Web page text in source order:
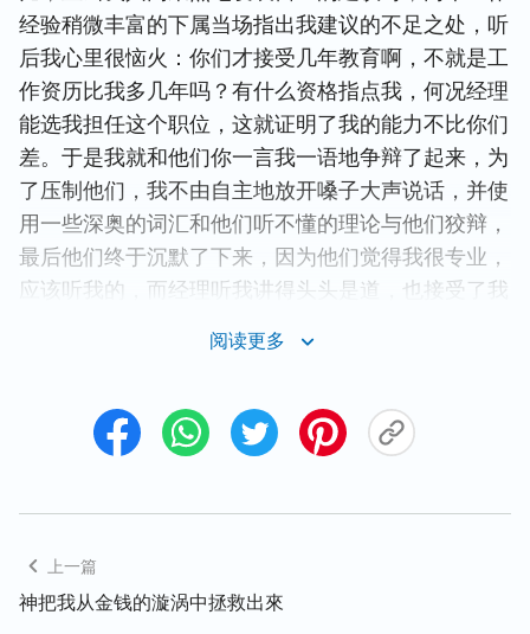
经验稍微丰富的下属当场指出我建议的不足之处，听
后我心里很恼火：你们才接受几年教育啊，不就是工
作资历比我多几年吗？有什么资格指点我，何况经理
能选我担任这个职位，这就证明了我的能力不比你们
差。于是我就和他们你一言我一语地争辩了起来，为
了压制他们，我不由自主地放开嗓子大声说话，并使
用一些深奥的词汇和他们听不懂的理论与他们狡辩，
最后他们终于沉默了下来，因为他们觉得我很专业，
应该听我的，而经理听我讲得头头是道，也接受了我
阅读更多
上一篇
神把我从金钱的漩涡中拯救出來